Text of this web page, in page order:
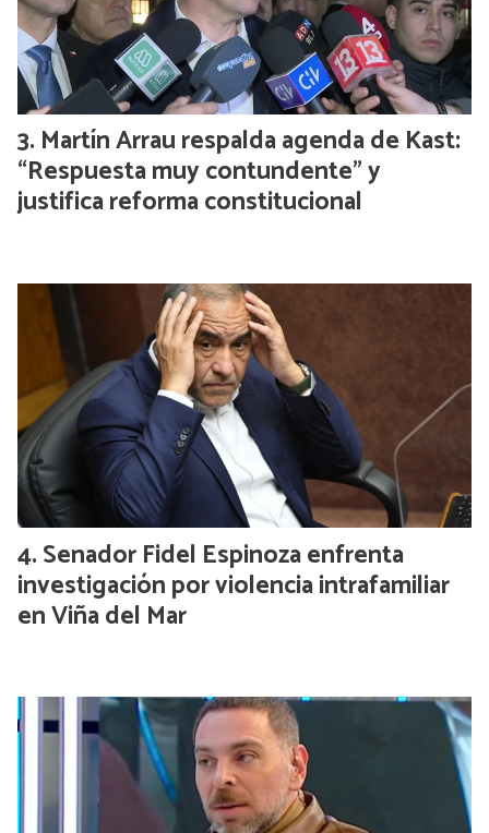
Martín Arrau respalda agenda de Kast:
“Respuesta muy contundente” y
justifica reforma constitucional
Senador Fidel Espinoza enfrenta
investigación por violencia intrafamiliar
en Viña del Mar